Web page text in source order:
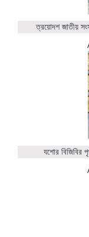
ত্রয়োদশ জাতীয়
যশোর বিজিবির